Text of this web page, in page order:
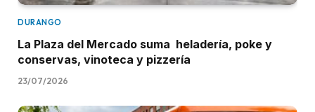
DURANGO
La Plaza del Mercado suma heladería, poke y
conservas, vinoteca y pizzería
23/07/2026